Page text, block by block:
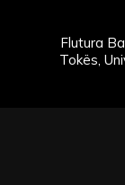
Flutura
Tokës,